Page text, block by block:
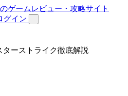
グイン
ーストライク徹底解説